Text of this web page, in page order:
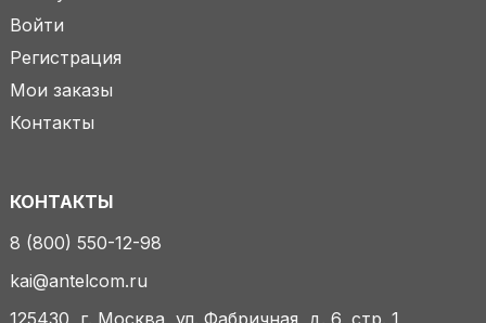
Войти
Регистрация
Мои заказы
Контакты
КОНТАКТЫ
8 (800) 550-12-98
kai@antelcom.ru